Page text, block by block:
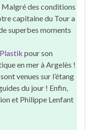
Malgré des conditions
capitaine du Tour a
superbes moments
pour son
en mer à Argelès !
venues sur l’étang
du jour ! Enfin,
et Philippe Lenfant